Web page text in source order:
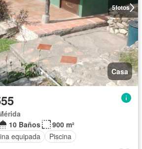
5fotos
Casa
10 Baños
900 m²
equipada Piscina